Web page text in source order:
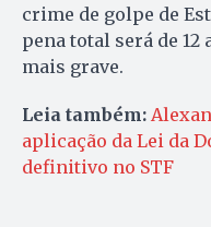
crime de golpe de
pena total será de
mais grave.
Leia também:
aplicação da Lei da
definitivo no STF